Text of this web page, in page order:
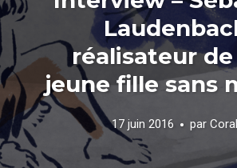
réalisateur de
jeune fille sans
17 juin 2016 par